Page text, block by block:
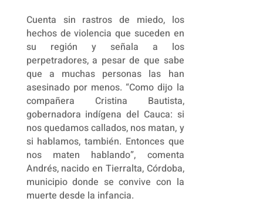
Cuenta sin rastros de miedo, los
hechos de violencia que suceden en
su región y señala a los
perpetradores, a pesar de que sabe
que a muchas personas las han
asesinado por menos. “Como dijo la
compañera Cristina Bautista,
gobernadora indígena del Cauca: si
nos quedamos callados, nos matan, y
si hablamos, también. Entonces que
nos maten hablando”, comenta
Andrés, nacido en Tierralta, Córdoba,
municipio donde se convive con la
muerte desde la infancia.